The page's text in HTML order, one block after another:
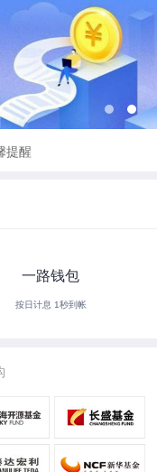
司完成公司名称及法定代
提醒
提醒
一路钱包
按日计息 1秒到帐